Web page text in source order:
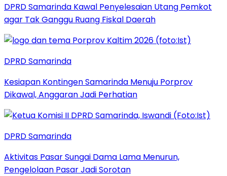
DPRD Samarinda Kawal Penyelesaian Utang Pemkot
agar Tak Ganggu Ruang Fiskal Daerah
DPRD Samarinda
Kesiapan Kontingen Samarinda Menuju Porprov
Dikawal, Anggaran Jadi Perhatian
DPRD Samarinda
Aktivitas Pasar Sungai Dama Lama Menurun,
Pengelolaan Pasar Jadi Sorotan